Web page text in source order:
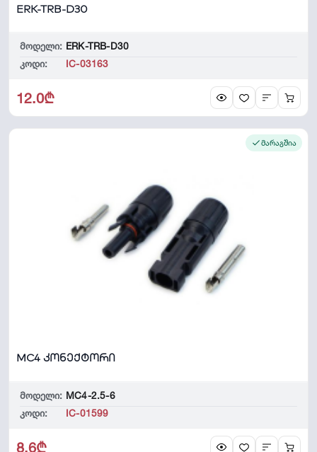
ERK-TRB-D30
მოდელი: ERK-TRB-D30
კოდი:
IC-03163
12.0₾
მარაგშია
MC4 კონექტორი
მოდელი: MC4-2.5-6
კოდი:
IC-01599
8.6₾